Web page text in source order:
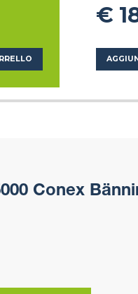
€
Conex